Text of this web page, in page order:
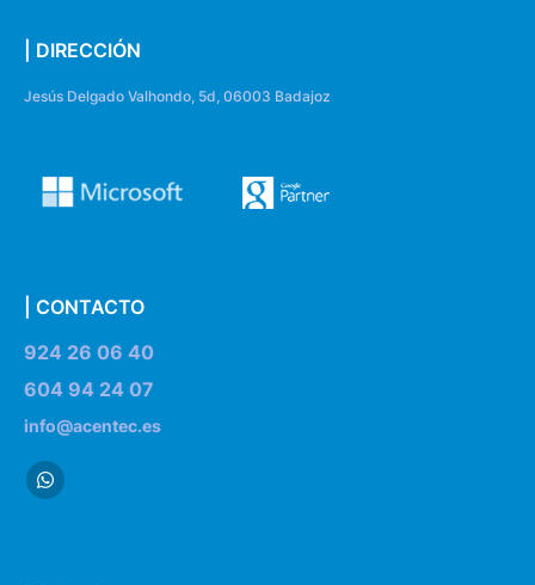
| DIRECCIÓN
Jesús Delgado Valhondo, 5d, 06003 Badajoz
| CONTACTO
924 26 06 40
604 94 24 07
info@acentec.es